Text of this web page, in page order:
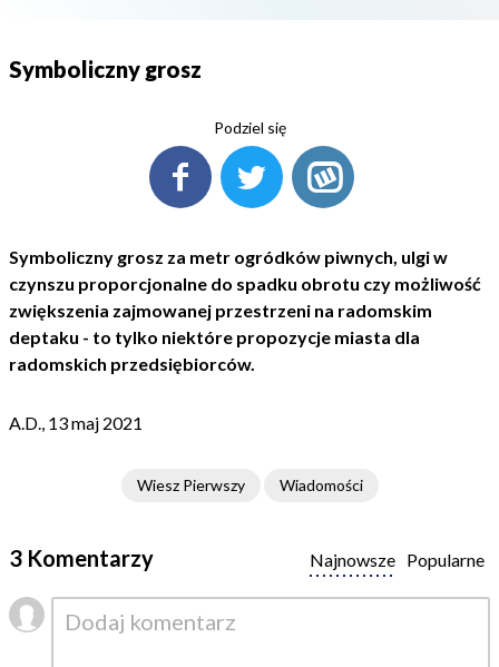
Symboliczny grosz
Podziel się
Symboliczny grosz za metr ogródków piwnych, ulgi w
czynszu proporcjonalne do spadku obrotu czy możliwość
zwiększenia zajmowanej przestrzeni na radomskim
deptaku - to tylko niektóre propozycje miasta dla
radomskich przedsiębiorców.
A.D., 13 maj 2021
Wiesz Pierwszy Wiadomości
3 Komentarzy Popularne
Najnowsze